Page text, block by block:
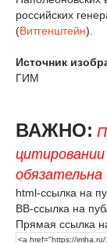
российских
(Витгенштейн).
Источник
ГИМ
ВАЖНО:
обязательна
html-ссылка на
BB-ссылка на
Прямая ссылка